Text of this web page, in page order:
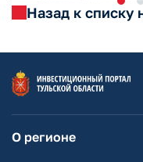
Назад к списку
О регионе